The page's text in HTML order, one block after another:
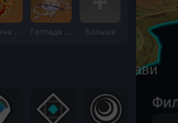
Долина Ардрави
Больше